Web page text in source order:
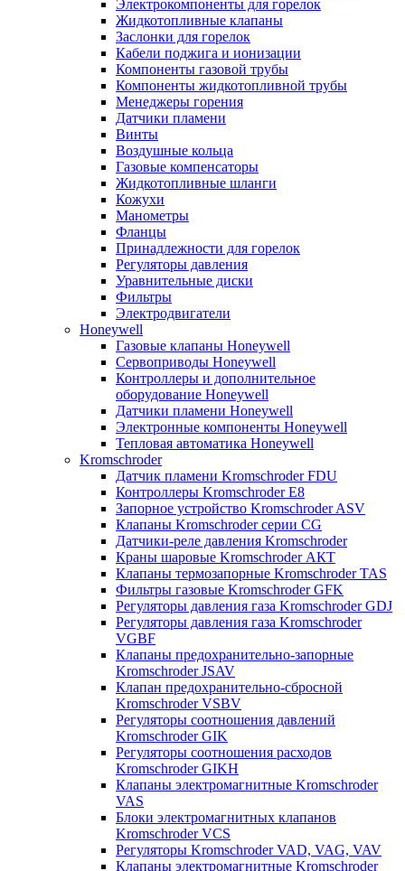
Электрокомпоненты для горелок
Жидкотопливные клапаны
Заслонки для горелок
Кабели поджига и ионизации
Компоненты газовой трубы
Компоненты жидкотопливной трубы
Менеджеры горения
Датчики пламени
Винты
Воздушные кольца
Газовые компенсаторы
Жидкотопливные шланги
Кожухи
Манометры
Фланцы
Принадлежности для горелок
Регуляторы давления
Уравнительные диски
Фильтры
Электродвигатели
Honeywell
Газовые клапаны Honeywell
Сервоприводы Honeywell
Контроллеры и дополнительное
оборудование Honeywell
Датчики пламени Honeywell
Электронные компоненты Honeywell
Тепловая автоматика Honeywell
Kromschroder
Датчик пламени Kromschroder FDU
Контроллеры Kromschroder E8
Запорное устройство Kromschroder ASV
Клапаны Kromschroder серии CG
Датчики-реле давления Kromschroder
Краны шаровые Kromschroder АКТ
Клапаны термозапорные Kromschroder TAS
Фильтры газовые Kromschroder GFK
Регуляторы давления газа Kromschroder GDJ
Регуляторы давления газа Kromschroder
VGBF
Клапаны предохранительно-запорные
Kromschroder JSAV
Клапан предохранительно-сбросной
Kromschroder VSBV
Регуляторы соотношения давлений
Kromschroder GIK
Регуляторы соотношения расходов
Kromschroder GIKH
Клапаны электромагнитные Kromschroder
VAS
Блоки электромагнитных клапанов
Kromschroder VCS
Регуляторы Kromschroder VAD, VAG, VAV
Клапаны электромагнитные Kromschroder